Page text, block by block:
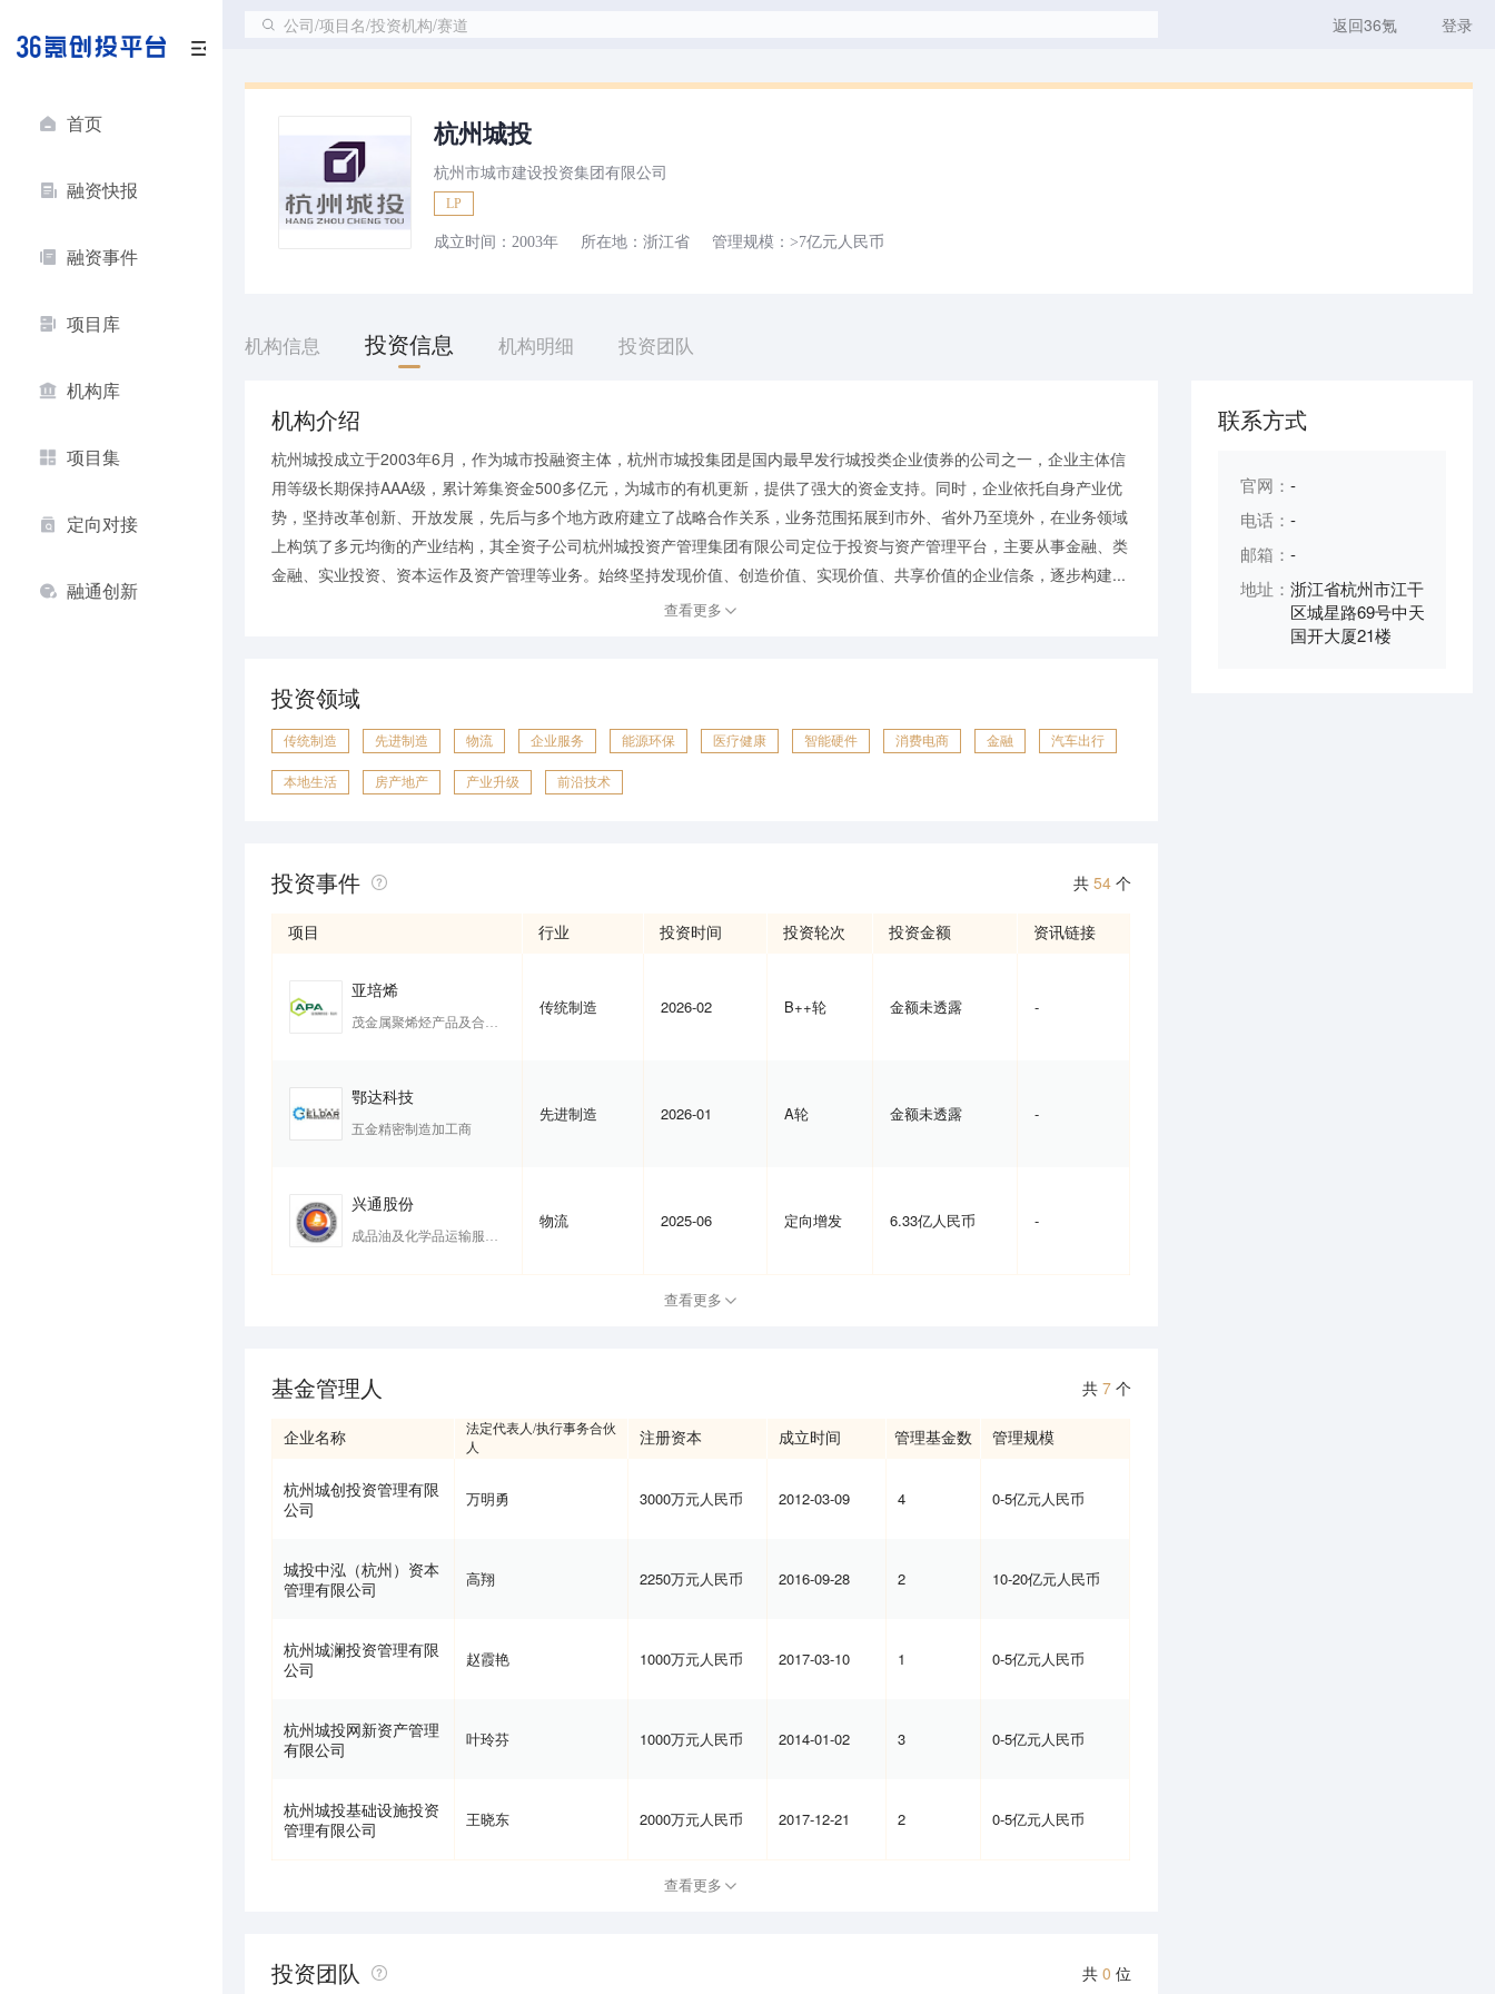
首页
融资快报
融资事件
项目库
机构库
项目集
定向对接
融通创新
公司/项目名/投资机构/赛道 返回36氪 登录
杭州城投
杭州市城市建设投资集团有限公司
LP
成立时间： 2003年 所在地： 浙江省 管理规模： >7亿元人民币
机构信息 投资信息 机构明细 投资团队
机构介绍
杭州城投成立于2003年6月，作为城市投融资主体，杭州市城投集团是国内最早发行城投类企业债券的公司之一，企业主体信
用等级长期保持AAA级，累计筹集资金500多亿元，为城市的有机更新，提供了强大的资金支持。同时，企业依托自身产业优
势，坚持改革创新、开放发展，先后与多个地方政府建立了战略合作关系，业务范围拓展到市外、省外乃至境外，在业务领域
上构筑了多元均衡的产业结构，其全资子公司杭州城投资产管理集团有限公司定位于投资与资产管理平台，主要从事金融、类
金融、实业投资、资本运作及资产管理等业务。始终坚持发现价值、创造价值、实现价值、共享价值的企业信条，逐步构建...
查看更多
投资领域
传统制造 先进制造 物流 企业服务 能源环保 医疗健康 智能硬件 消费电商 金融 汽车出行
本地生活 房产地产 产业升级 前沿技术
投资事件 共 54 个
项目 行业 投资时间 投资轮次 投资金额 资讯链接
亚培烯
茂金属聚烯烃产品及合成工艺开发商
传统制造 2026-02 B++轮 金额未透露 -
鄂达科技
五金精密制造加工商
先进制造 2026-01 A轮 金额未透露 -
兴通股份
成品油及化学品运输服务商
物流 2025-06 定向增发 6.33亿人民币 -
查看更多
基金管理人 共 7 个
企业名称
法定代表人/执行事务合伙
人
注册资本 成立时间 管理基金数 管理规模
杭州城创投资管理有限
公司
万明勇 3000万元人民币 2012-03-09 4 0-5亿元人民币
城投中泓（杭州）资本
管理有限公司
高翔 2250万元人民币 2016-09-28 2 10-20亿元人民币
杭州城澜投资管理有限
公司
赵霞艳 1000万元人民币 2017-03-10 1 0-5亿元人民币
杭州城投网新资产管理
有限公司
叶玲芬 1000万元人民币 2014-01-02 3 0-5亿元人民币
杭州城投基础设施投资
管理有限公司
王晓东 2000万元人民币 2017-12-21 2 0-5亿元人民币
查看更多
投资团队 共 0 位
联系方式
官网： -
电话： -
邮箱： -
地址： 浙江省杭州市江干
区城星路69号中天
国开大厦21楼